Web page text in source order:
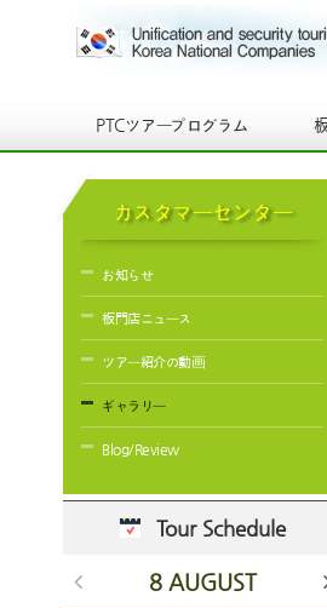
PTCツアープログラム
カスタマーセンター
お知らせ
板門店ニュース
ツアー紹介の動画
ギャラリー
Blog/Review
Tour Schedule
8 AUGUST